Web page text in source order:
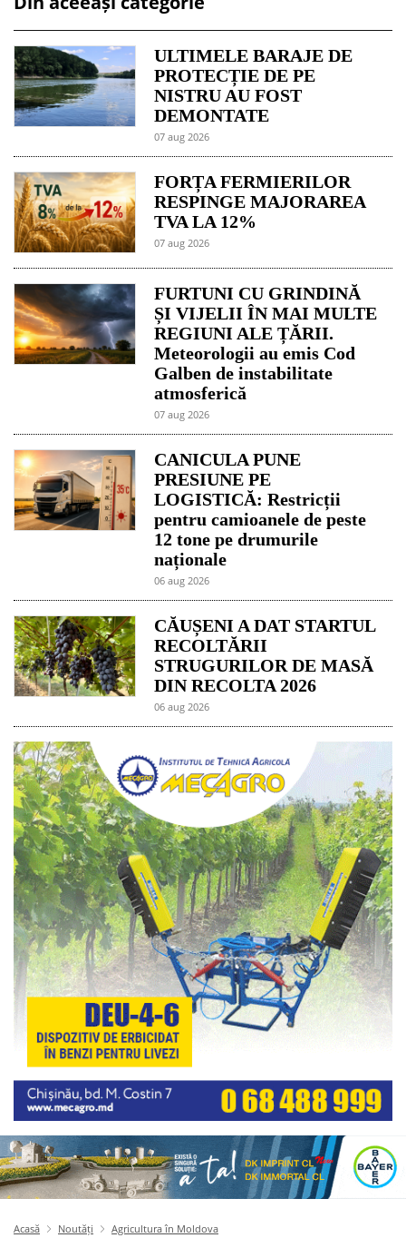
ULTIMELE BARAJE DE
PROTECȚIE DE PE
NISTRU AU FOST
DEMONTATE
07 aug 2026
FORȚA FERMIERILOR
RESPINGE MAJORAREA
TVA LA 12%
07 aug 2026
FURTUNI CU GRINDINĂ
ȘI VIJELII ÎN MAI MULTE
REGIUNI ALE ȚĂRII.
Meteorologii au emis Cod
Galben de instabilitate
atmosferică
07 aug 2026
CANICULA PUNE
PRESIUNE PE
LOGISTICĂ: Restricții
pentru camioanele de peste
12 tone pe drumurile
naționale
06 aug 2026
CĂUȘENI A DAT STARTUL
RECOLTĂRII
STRUGURILOR DE MASĂ
DIN RECOLTA 2026
06 aug 2026
Acasă Noutăți Agricultura în Moldova